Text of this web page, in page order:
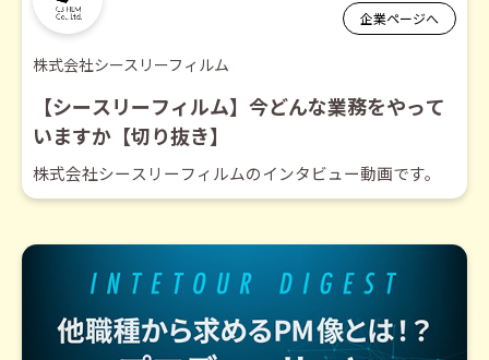
企業ページへ
株式会社シースリーフィルム
【シースリーフィルム】今どんな業務をやって
いますか【切り抜き】
株式会社シースリーフィルムのインタビュー動画です。